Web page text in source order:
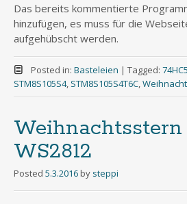
Das bereits kommentierte
hinzufügen, es muss für die
aufgehübscht werden.
Posted in: Basteleien | Tagged:
STM8S105S4, STM8S105S4T6C
WS2812
Posted 5.3.2016 by steppi